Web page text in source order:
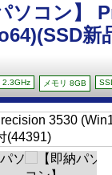
ソコン】
新
2.3GHz メモリ 8GB